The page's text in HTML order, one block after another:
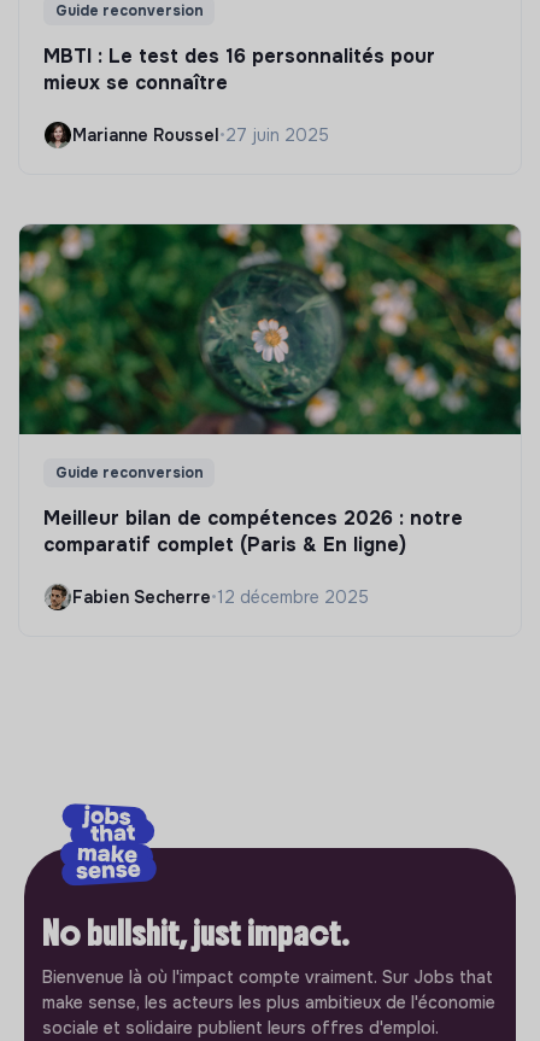
Guide reconversion
MBTI : Le test des 16 personnalités pour
mieux se connaître
Marianne Roussel•27 juin 2025
Guide reconversion
Meilleur bilan de compétences 2026 : notre
comparatif complet (Paris & En ligne)
Fabien Secherre•12 décembre 2025
No bullshit, just impact.
Bienvenue là où l'impact compte vraiment. Sur Jobs that
make sense, les acteurs les plus ambitieux de l'économie
sociale et solidaire publient leurs offres d'emploi.